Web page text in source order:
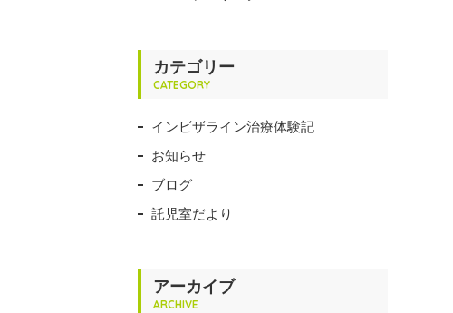
カテゴリー
CATEGORY
インビザライン治療体験記
お知らせ
ブログ
託児室だより
アーカイブ
ARCHIVE